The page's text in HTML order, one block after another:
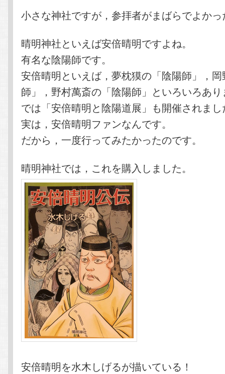
小さな神社ですが，参拝者がまばらでよか
晴明神社といえば安倍晴明ですよね。
有名な陰陽師です。
安倍晴明といえば，夢枕獏の「陰陽師」，
師」，野村萬斎の「陰陽師」といろいろあ
では「安倍晴明と陰陽道展」も開催されま
実は，安倍晴明ファンなんです。
だから，一度行ってみたかったのです。
晴明神社では，これを購入しました。
安倍晴明を水木しげるが描いている！